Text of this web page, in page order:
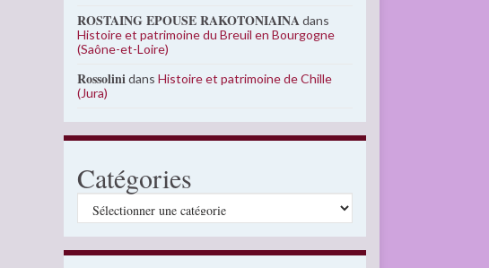
ROSTAING EPOUSE RAKOTONIAINAdans
Histoire et patrimoine du Breuil en Bourgogne
(Saône-et-Loire)
RossolinidansHistoire et patrimoine de Chille
(Jura)
Catégories
Catégories